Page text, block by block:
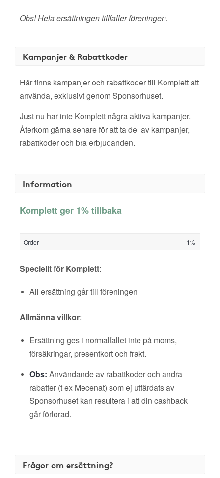
Obs! Hela ersättningen tillfaller föreningen.
Kampanjer & Rabattkoder
Här finns kampanjer och rabattkoder till Komplett att
använda, exklusivt genom Sponsorhuset.
Just nu har inte Komplett några aktiva kampanjer.
Återkom gärna senare för att ta del av kampanjer,
rabattkoder och bra erbjudanden.
Information
Komplett ger 1% tillbaka
Order 1%
Speciellt för Komplett:
All ersättning går till föreningen
Allmänna villkor:
Ersättning ges i normalfallet inte på moms,
försäkringar, presentkort och frakt.
Obs: Användande av rabattkoder och andra
rabatter (t ex Mecenat) som ej utfärdats av
Sponsorhuset kan resultera i att din cashback
går förlorad.
Frågor om ersättning?